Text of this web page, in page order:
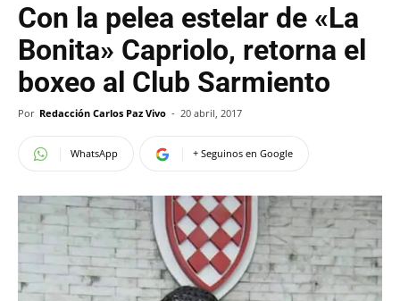
Con la pelea estelar de «La
Bonita» Capriolo, retorna el
boxeo al Club Sarmiento
Por Redacción Carlos Paz Vivo - 20 abril, 2017
WhatsApp + Seguinos en Google